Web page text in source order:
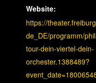
Website:
https://
de_DE/programm/
tour-dein-viertel-dein-
orchester.1388489?